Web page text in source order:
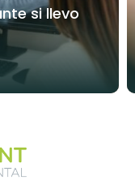
si llevo